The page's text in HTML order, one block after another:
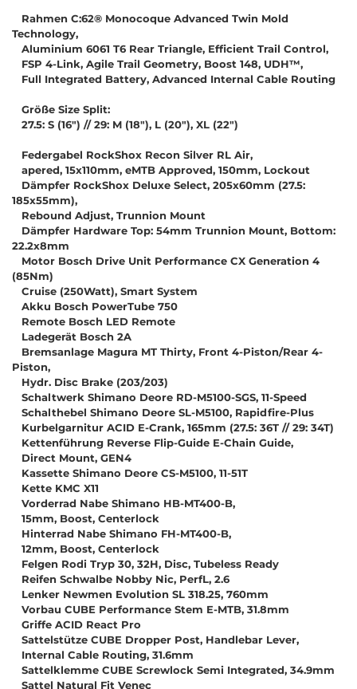
Rahmen C:62® Monocoque Advanced Twin Mold
Technology,
Aluminium 6061 T6 Rear Triangle, Efficient Trail Control,
FSP 4-Link, Agile Trail Geometry, Boost 148, UDH™,
Full Integrated Battery, Advanced Internal Cable Routing
Größe Size Split:
27.5: S (16") // 29: M (18"), L (20"), XL (22")
Federgabel RockShox Recon Silver RL Air,
apered, 15x110mm, eMTB Approved, 150mm, Lockout
Dämpfer RockShox Deluxe Select, 205x60mm (27.5:
185x55mm),
Rebound Adjust, Trunnion Mount
Dämpfer Hardware Top: 54mm Trunnion Mount, Bottom:
22.2x8mm
Motor Bosch Drive Unit Performance CX Generation 4
(85Nm)
Cruise (250Watt), Smart System
Akku Bosch PowerTube 750
Remote Bosch LED Remote
Ladegerät Bosch 2A
Bremsanlage Magura MT Thirty, Front 4-Piston/Rear 4-
Piston,
Hydr. Disc Brake (203/203)
Schaltwerk Shimano Deore RD-M5100-SGS, 11-Speed
Schalthebel Shimano Deore SL-M5100, Rapidfire-Plus
Kurbelgarnitur ACID E-Crank, 165mm (27.5: 36T // 29: 34T)
Kettenführung Reverse Flip-Guide E-Chain Guide,
Direct Mount, GEN4
Kassette Shimano Deore CS-M5100, 11-51T
Kette KMC X11
Vorderrad Nabe Shimano HB-MT400-B,
15mm, Boost, Centerlock
Hinterrad Nabe Shimano FH-MT400-B,
12mm, Boost, Centerlock
Felgen Rodi Tryp 30, 32H, Disc, Tubeless Ready
Reifen Schwalbe Nobby Nic, PerfL, 2.6
Lenker Newmen Evolution SL 318.25, 760mm
Vorbau CUBE Performance Stem E-MTB, 31.8mm
Griffe ACID React Pro
Sattelstütze CUBE Dropper Post, Handlebar Lever,
Internal Cable Routing, 31.6mm
Sattelklemme CUBE Screwlock Semi Integrated, 34.9mm
Sattel Natural Fit Venec